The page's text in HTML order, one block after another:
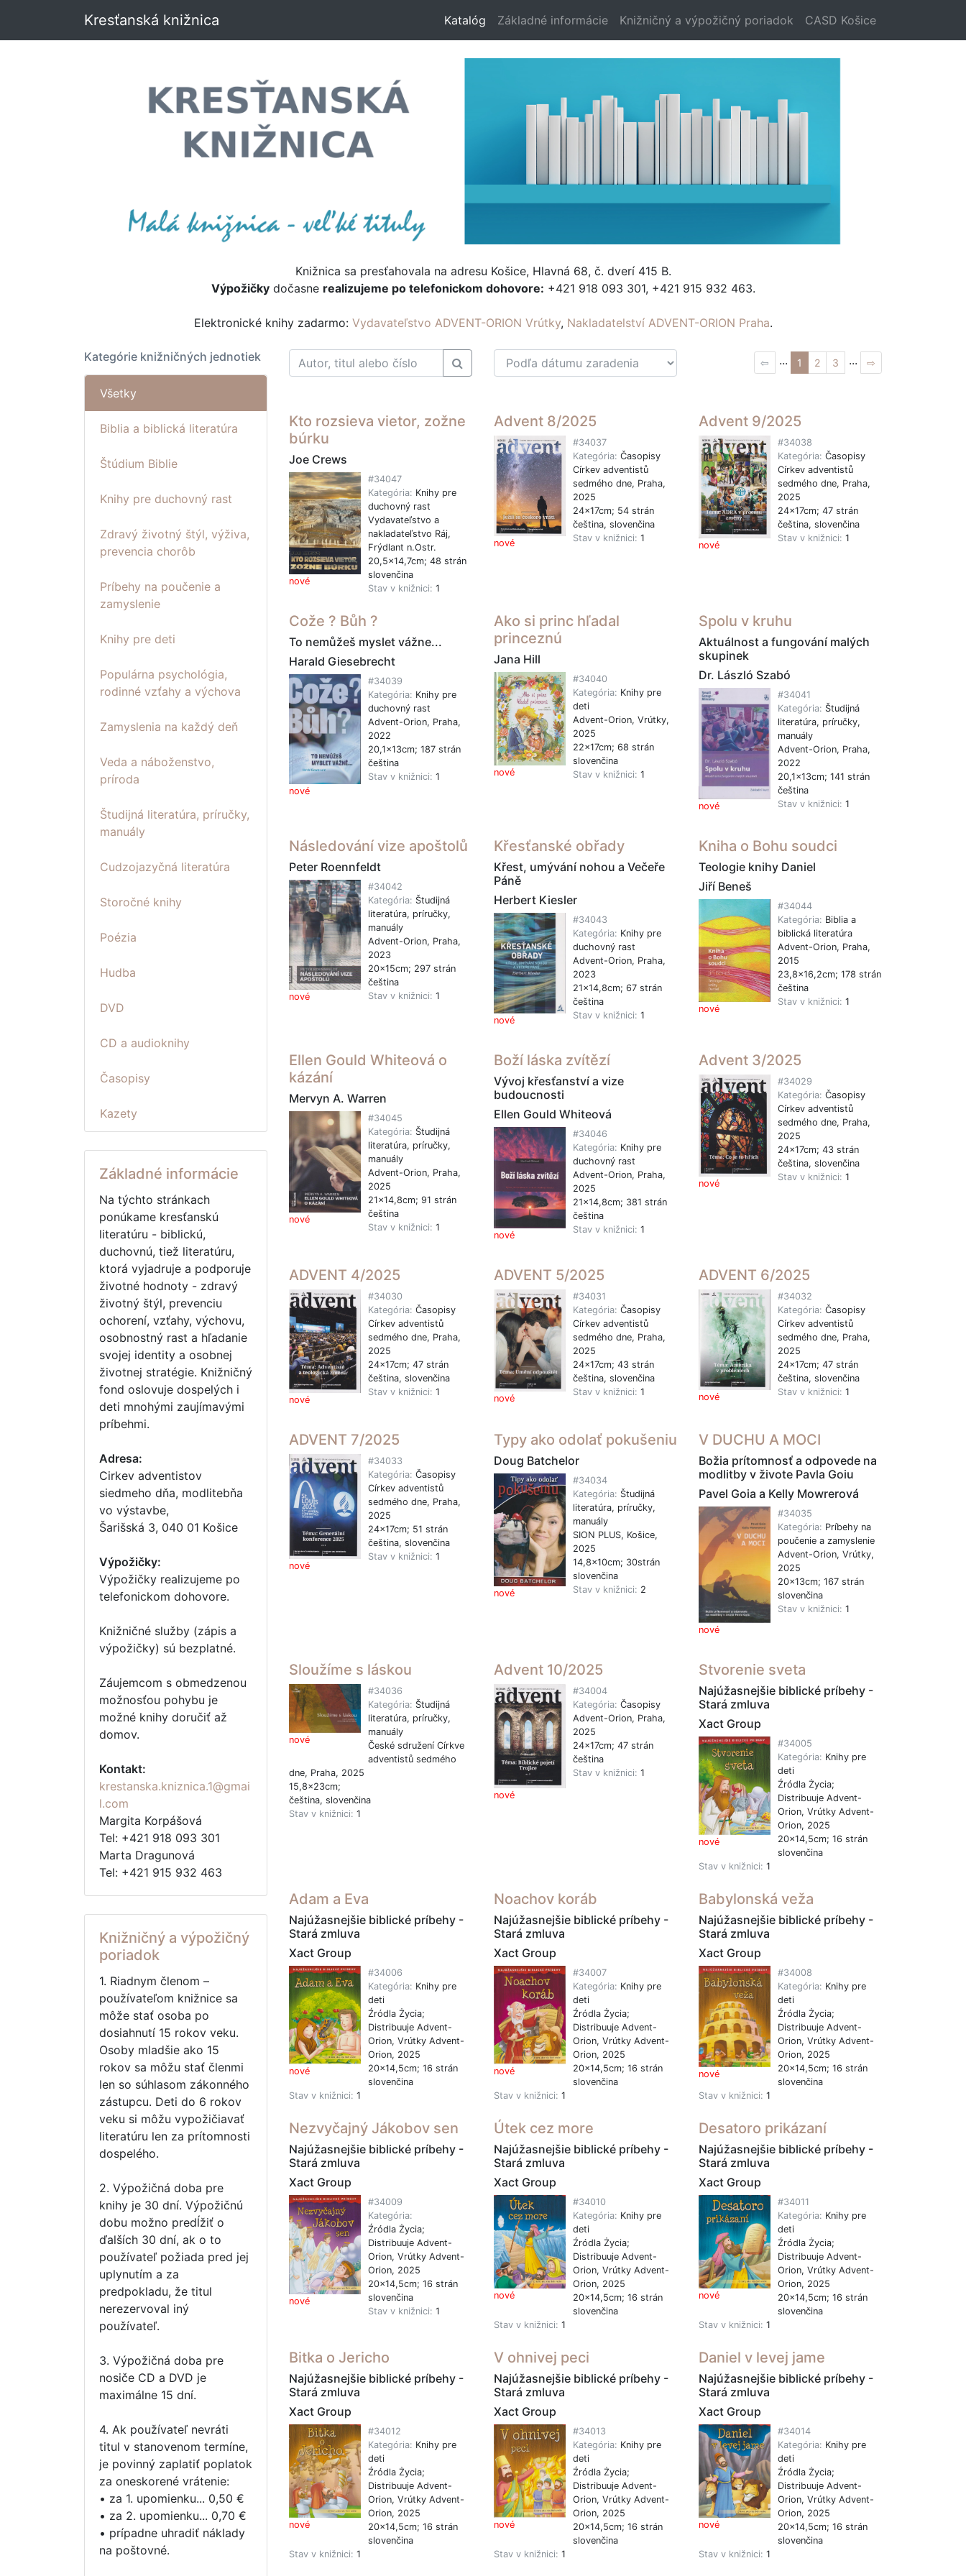
Kresťanská knižnica Katalóg Základné informácie Knižničný a výpožičný poriadok CASD Košice
Knižnica sa presťahovala na adresu Košice, Hlavná 68, č. dverí 415 B.
Výpožičkydočasne realizujeme po telefonickom dohovore: +421 918 093 301, +421 915 932 463.
Elektronické knihy zadarmo: Vydavateľstvo ADVENT-ORION Vrútky, Nakladatelství ADVENT-ORION Praha.
Kategórie knižničných jednotiek
Všetky
Biblia a biblická literatúra
Štúdium Biblie
Knihy pre duchovný rast
Zdravý životný štýl, výživa,
prevencia chorôb
Príbehy na poučenie a
zamyslenie
Knihy pre deti
Populárna psychológia,
rodinné vzťahy a výchova
Zamyslenia na každý deň
Veda a náboženstvo,
príroda
Študijná literatúra, príručky,
manuály
Cudzojazyčná literatúra
Storočné knihy
Poézia
Hudba
DVD
CD a audioknihy
Časopisy
Kazety
Základné informácie
Na týchto stránkach
ponúkame kresťanskú
literatúru - biblickú,
duchovnú, tiež literatúru,
ktorá vyjadruje a podporuje
životné hodnoty - zdravý
životný štýl, prevenciu
ochorení, vzťahy, výchovu,
osobnostný rast a hľadanie
svojej identity a osobnej
životnej stratégie. Knižničný
fond oslovuje dospelých i
deti mnohými zaujímavými
príbehmi.
Adresa:
Cirkev adventistov
siedmeho dňa, modlitebňa
vo výstavbe,
Šarišská 3, 040 01 Košice
Výpožičky:
Výpožičky realizujeme po
telefonickom dohovore.
Knižničné služby (zápis a
výpožičky) sú bezplatné.
Záujemcom s obmedzenou
možnosťou pohybu je
možné knihy doručiť až
domov.
Kontakt:
krestanska.kniznica.1@gmai
l.com
Margita Korpášová
Tel: +421 918 093 301
Marta Dragunová
Tel: +421 915 932 463
Knižničný a výpožičný
poriadok
1. Riadnym členom –
používateľom knižnice sa
môže stať osoba po
dosiahnutí 15 rokov veku.
Osoby mladšie ako 15
rokov sa môžu stať členmi
len so súhlasom zákonného
zástupcu. Deti do 6 rokov
veku si môžu vypožičiavať
literatúru len za prítomnosti
dospelého.
2. Výpožičná doba pre
knihy je 30 dní. Výpožičnú
dobu možno predĺžiť o
ďalších 30 dní, ak o to
používateľ požiada pred jej
uplynutím a za
predpokladu, že titul
nerezervoval iný
používateľ.
3. Výpožičná doba pre
nosiče CD a DVD je
maximálne 15 dní.
4. Ak používateľ nevráti
titul v stanovenom termíne,
je povinný zaplatiť poplatok
za oneskorené vrátenie:
• za 1. upomienku... 0,50 €
• za 2. upomienku... 0,70 €
• prípadne uhradiť náklady
na poštovné.
⇦ ... 1 2 3 ... ⇨
Kto rozsieva vietor, zožne
búrku
Joe Crews
nové
#34047
Kategória: Knihy pre
duchovný rast
Vydavateľstvo a
nakladateľstvo Ráj,
Frýdlant n.Ostr.
20,5x14,7cm; 48 strán
slovenčina
Stav v knižnici: 1
Advent 8/2025
nové
#34037
Kategória: Časopisy
Církev adventistů
sedmého dne, Praha,
2025
24x17cm; 54 strán
čeština, slovenčina
Stav v knižnici: 1
Advent 9/2025
nové
#34038
Kategória: Časopisy
Církev adventistů
sedmého dne, Praha,
2025
24x17cm; 47 strán
čeština, slovenčina
Stav v knižnici: 1
Cože ? Bůh ?
To nemůžeš myslet vážne...
Harald Giesebrecht
nové
#34039
Kategória: Knihy pre
duchovný rast
Advent-Orion, Praha,
2022
20,1x13cm; 187 strán
čeština
Stav v knižnici: 1
Ako si princ hľadal
princeznú
Jana Hill
nové
#34040
Kategória: Knihy pre
deti
Advent-Orion, Vrútky,
2025
22x17cm; 68 strán
slovenčina
Stav v knižnici: 1
Spolu v kruhu
Aktuálnost a fungování malých
skupinek
Dr. László Szabó
nové
#34041
Kategória: Študijná
literatúra, príručky,
manuály
Advent-Orion, Praha,
2022
20,1x13cm; 141 strán
čeština
Stav v knižnici: 1
Následování vize apoštolů
Peter Roennfeldt
nové
#34042
Kategória: Študijná
literatúra, príručky,
manuály
Advent-Orion, Praha,
2023
20x15cm; 297 strán
čeština
Stav v knižnici: 1
Křesťanské obřady
Křest, umývání nohou a Večeře
Páně
Herbert Kiesler
nové
#34043
Kategória: Knihy pre
duchovný rast
Advent-Orion, Praha,
2023
21x14,8cm; 67 strán
čeština
Stav v knižnici: 1
Kniha o Bohu soudci
Teologie knihy Daniel
Jiří Beneš
nové
#34044
Kategória: Biblia a
biblická literatúra
Advent-Orion, Praha,
2015
23,8x16,2cm; 178 strán
čeština
Stav v knižnici: 1
Ellen Gould Whiteová o
kázání
Mervyn A. Warren
nové
#34045
Kategória: Študijná
literatúra, príručky,
manuály
Advent-Orion, Praha,
2025
21x14,8cm; 91 strán
čeština
Stav v knižnici: 1
Boží láska zvítězí
Vývoj křesťanství a vize
budoucnosti
Ellen Gould Whiteová
nové
#34046
Kategória: Knihy pre
duchovný rast
Advent-Orion, Praha,
2025
21x14,8cm; 381 strán
čeština
Stav v knižnici: 1
Advent 3/2025
nové
#34029
Kategória: Časopisy
Církev adventistů
sedmého dne, Praha,
2025
24x17cm; 43 strán
čeština, slovenčina
Stav v knižnici: 1
ADVENT 4/2025
nové
#34030
Kategória: Časopisy
Církev adventistů
sedmého dne, Praha,
2025
24x17cm; 47 strán
čeština, slovenčina
Stav v knižnici: 1
ADVENT 5/2025
nové
#34031
Kategória: Časopisy
Církev adventistů
sedmého dne, Praha,
2025
24x17cm; 43 strán
čeština, slovenčina
Stav v knižnici: 1
ADVENT 6/2025
nové
#34032
Kategória: Časopisy
Církev adventistů
sedmého dne, Praha,
2025
24x17cm; 47 strán
čeština, slovenčina
Stav v knižnici: 1
ADVENT 7/2025
nové
#34033
Kategória: Časopisy
Církev adventistů
sedmého dne, Praha,
2025
24x17cm; 51 strán
čeština, slovenčina
Stav v knižnici: 1
Typy ako odolať pokušeniu
Doug Batchelor
nové
#34034
Kategória: Študijná
literatúra, príručky,
manuály
SION PLUS, Košice,
2025
14,8x10cm; 30strán
slovenčina
Stav v knižnici: 2
V DUCHU A MOCI
Božia prítomnosť a odpovede na
modlitby v živote Pavla Goiu
Pavel Goia a Kelly Mowrerová
nové
#34035
Kategória: Príbehy na
poučenie a zamyslenie
Advent-Orion, Vrútky,
2025
20x13cm; 167 strán
slovenčina
Stav v knižnici: 1
Sloužíme s láskou
nové
#34036
Kategória: Študijná
literatúra, príručky,
manuály
České sdružení Církve
adventistů sedmého
dne, Praha, 2025
15,8x23cm;
čeština, slovenčina
Stav v knižnici: 1
Advent 10/2025
nové
#34004
Kategória: Časopisy
Advent-Orion, Praha,
2025
24x17cm; 47 strán
čeština
Stav v knižnici: 1
Stvorenie sveta
Najúžasnejšie biblické príbehy -
Stará zmluva
Xact Group
nové
#34005
Kategória: Knihy pre
deti
Źródla Życia;
Distribuuje Advent-
Orion, Vrútky Advent-
Orion, 2025
20x14,5cm; 16 strán
slovenčina
Stav v knižnici: 1
Adam a Eva
Najúžasnejšie biblické príbehy -
Stará zmluva
Xact Group
nové
#34006
Kategória: Knihy pre
deti
Źródla Życia;
Distribuuje Advent-
Orion, Vrútky Advent-
Orion, 2025
20x14,5cm; 16 strán
slovenčina
Stav v knižnici: 1
Noachov koráb
Najúžasnejšie biblické príbehy -
Stará zmluva
Xact Group
nové
#34007
Kategória: Knihy pre
deti
Źródla Życia;
Distribuuje Advent-
Orion, Vrútky Advent-
Orion, 2025
20x14,5cm; 16 strán
slovenčina
Stav v knižnici: 1
Babylonská veža
Najúžasnejšie biblické príbehy -
Stará zmluva
Xact Group
nové
#34008
Kategória: Knihy pre
deti
Źródla Życia;
Distribuuje Advent-
Orion, Vrútky Advent-
Orion, 2025
20x14,5cm; 16 strán
slovenčina
Stav v knižnici: 1
Nezvyčajný Jákobov sen
Najúžasnejšie biblické príbehy -
Stará zmluva
Xact Group
nové
#34009
Kategória:
Źródla Życia;
Distribuuje Advent-
Orion, Vrútky Advent-
Orion, 2025
20x14,5cm; 16 strán
slovenčina
Stav v knižnici: 1
Útek cez more
Najúžasnejšie biblické príbehy -
Stará zmluva
Xact Group
nové
#34010
Kategória: Knihy pre
deti
Źródla Życia;
Distribuuje Advent-
Orion, Vrútky Advent-
Orion, 2025
20x14,5cm; 16 strán
slovenčina
Stav v knižnici: 1
Desatoro prikázaní
Najúžasnejšie biblické príbehy -
Stará zmluva
Xact Group
nové
#34011
Kategória: Knihy pre
deti
Źródla Życia;
Distribuuje Advent-
Orion, Vrútky Advent-
Orion, 2025
20x14,5cm; 16 strán
slovenčina
Stav v knižnici: 1
Bitka o Jericho
Najúžasnejšie biblické príbehy -
Stará zmluva
Xact Group
nové
#34012
Kategória: Knihy pre
deti
Źródla Życia;
Distribuuje Advent-
Orion, Vrútky Advent-
Orion, 2025
20x14,5cm; 16 strán
slovenčina
Stav v knižnici: 1
V ohnivej peci
Najúžasnejšie biblické príbehy -
Stará zmluva
Xact Group
nové
#34013
Kategória: Knihy pre
deti
Źródla Życia;
Distribuuje Advent-
Orion, Vrútky Advent-
Orion, 2025
20x14,5cm; 16 strán
slovenčina
Stav v knižnici: 1
Daniel v levej jame
Najúžasnejšie biblické príbehy -
Stará zmluva
Xact Group
nové
#34014
Kategória: Knihy pre
deti
Źródla Życia;
Distribuuje Advent-
Orion, Vrútky Advent-
Orion, 2025
20x14,5cm; 16 strán
slovenčina
Stav v knižnici: 1